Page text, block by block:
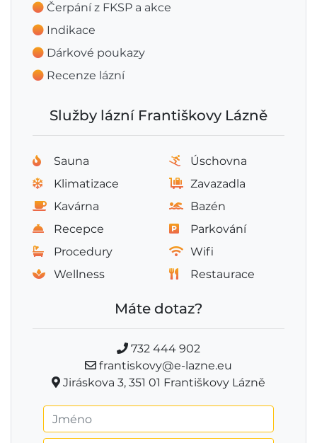
Čerpání z FKSP a akce
Indikace
Dárkové poukazy
Recenze lázní
Služby lázní Františkovy Lázně
Sauna
Úschovna
Klimatizace
Zavazadla
Kavárna
Bazén
Recepce
Parkování
Procedury
Wifi
Wellness
Restaurace
Máte dotaz?
732 444 902
frantiskovy@e-lazne.eu
Jiráskova 3, 351 01 Františkovy Lázně